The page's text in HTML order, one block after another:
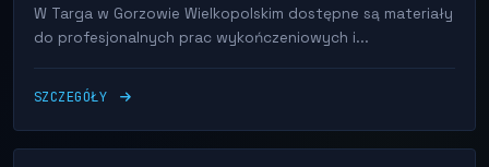
W Targa w Gorzowie Wielkopolskim dostępne są materiały
do profesjonalnych prac wykończeniowych i...
SZCZEGÓŁY